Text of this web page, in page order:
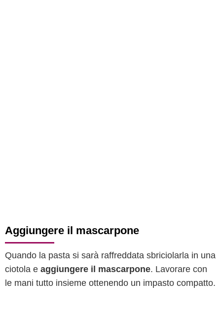
Aggiungere il mascarpone
Quando la pasta si sarà raffreddata sbriciolarla in una
ciotola e aggiungere il mascarpone. Lavorare con
le mani tutto insieme ottenendo un impasto compatto.